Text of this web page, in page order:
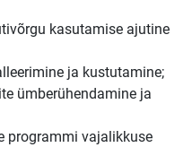
kasutamise ajutine
ja kustutamine;
ümberühendamine ja
programmi vajalikkuse